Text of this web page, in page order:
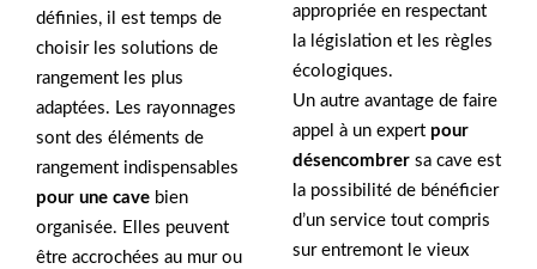
définies, il est temps de
choisir les solutions de
rangement les plus
adaptées. Les rayonnages
sont des éléments de
rangement indispensables
pour une cave bien
organisée. Elles peuvent
être accrochées au mur ou
appropriée en respectant
la législation et les règles
écologiques.
Un autre avantage de faire
appel à un expert pour
désencombrer sa cave est
la possibilité de bénéficier
d’un service tout compris
sur entremont le vieux